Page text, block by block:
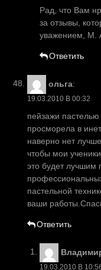
Рад, что Вам
за отзывы,
уважением, М.
Ответить
ольга:
19.03.2010 В 00:32
пейзажи
просморела в
наверно нет
чтобы мои
это будет лучшим
пастельной
ваши
Ответить
19.03.2010 В